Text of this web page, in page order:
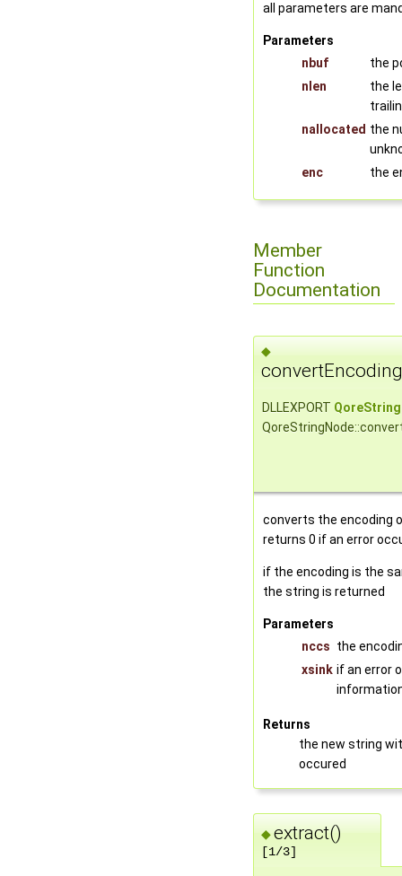
all parameters are
Parameters
nbuf
the
nlen
the
nallocated the
enc
the
Member
Function
Documentation
◆
DLLEXPORT
converts the encoding
returns 0 if an error
if the encoding is the
the string is returned
Parameters
nccs the
xsink if an error
Returns
the new string
occured
◆extract()
[1/3]